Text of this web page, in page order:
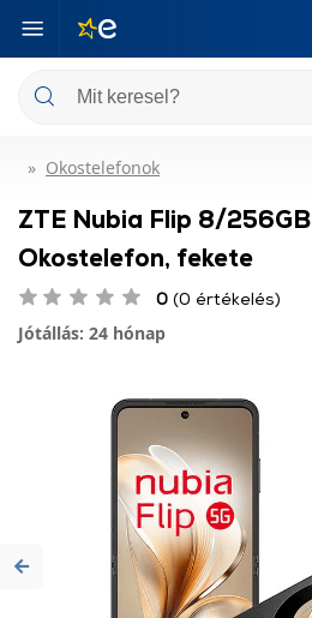
Okostelefonok
ZTE Nubia Flip 8/256GB
Okostelefon, fekete
0 (0 értékelés)
Jótállás: 24 hónap
Previous